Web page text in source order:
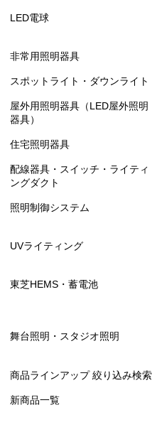
LED電球
非常用照明器具
スポットライト・ダウンライト
屋外用照明器具（LED屋外照明
器具）
住宅照明器具
配線器具・スイッチ・ライティ
ングダクト
照明制御システム
UVライティング
東芝HEMS・蓄電池
舞台照明・スタジオ照明
商品ラインアップ 絞り込み検索
新商品一覧